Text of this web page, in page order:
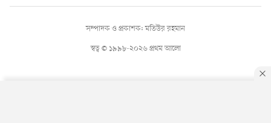
স্বত্ব © ১৯৯৮-২০২৬ প্রথম আলো
সম্পাদক ও প্রকাশক: মতিউর রহমান